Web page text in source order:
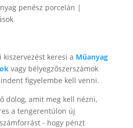
penész porcelán |
keresi a Műanyag
vagy bélyegzőszerszámok
figyelembe kell venni.
dolog, amit meg kell nézni,
a tengerentúlon új
- hogy pénzt
French
Russian
Swedish
Portuguese